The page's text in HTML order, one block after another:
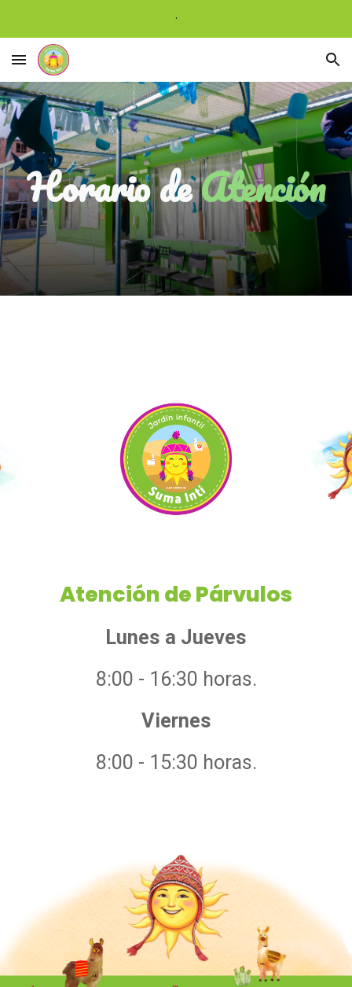
.
Horario deAtención
Atención de Párvulos
Lunes a Jueves
8:00 - 16:30 horas.
Viernes
8:00 - 15:30 horas.